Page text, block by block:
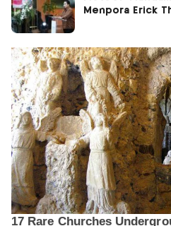
Menpora Erick